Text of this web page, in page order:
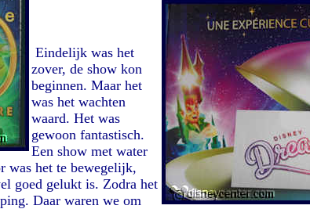
Eindelijk was het
zover, de show kon
beginnen. Maar het
was het wachten
waard. Het was
gewoon fantastisch.
Een show met water
was het te bewegelijk,
goed gelukt is. Zodra het
Daar waren we om